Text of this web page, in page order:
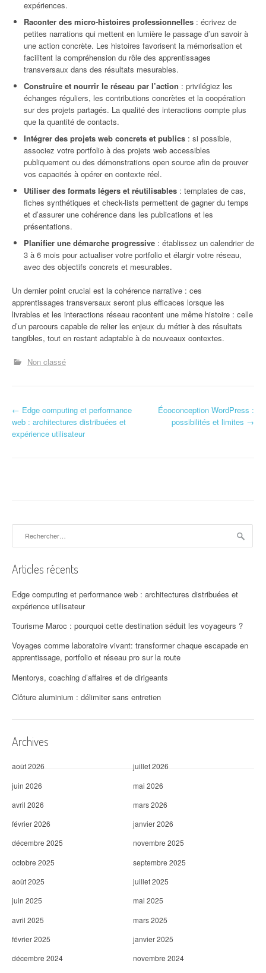
expériences.
Raconter des micro-histoires professionnelles : écrivez de
petites narrations qui mettent en lumière le passage d’un savoir à
une action concrète. Les histoires favorisent la mémorisation et
facilitent la compréhension du rôle des apprentissages
transversaux dans des résultats mesurables.
Construire et nourrir le réseau par l’action : privilégiez les
échanges réguliers, les contributions concrètes et la coopération
sur des projets partagés. La qualité des interactions compte plus
que la quantité de contacts.
Intégrer des projets web concrets et publics : si possible,
associez votre portfolio à des projets web accessibles
publiquement ou des démonstrations open source afin de prouver
vos capacités à opérer en contexte réel.
Utiliser des formats légers et réutilisables : templates de cas,
fiches synthétiques et check-lists permettent de gagner du temps
et d’assurer une cohérence dans les publications et les
présentations.
Planifier une démarche progressive : établissez un calendrier de
3 à 6 mois pour actualiser votre portfolio et élargir votre réseau,
avec des objectifs concrets et mesurables.
Un dernier point crucial est la cohérence narrative : ces
apprentissages transversaux seront plus efficaces lorsque les
livrables et les interactions réseau racontent une même histoire : celle
d’un parcours capable de relier les enjeux du métier à des résultats
tangibles, tout en restant adaptable à de nouveaux contextes.
Non classé
N
a
a
t
i
o
n
d
'
a
r
i
l
e
← Edge computing et performance
web : architectures distribuées et
expérience utilisateur
Écoconception WordPress :
possibilités et limites →
Articles récents
Edge computing et performance web : architectures distribuées et
expérience utilisateur
Tourisme Maroc : pourquoi cette destination séduit les voyageurs ?
Voyages comme laboratoire vivant: transformer chaque escapade en
apprentissage, portfolio et réseau pro sur la route
Mentorys, coaching d’affaires et de dirigeants
Clôture aluminium : délimiter sans entretien
Archives
août 2026
juillet 2026
juin 2026
mai 2026
avril 2026
mars 2026
février 2026
janvier 2026
décembre 2025
novembre 2025
octobre 2025
septembre 2025
août 2025
juillet 2025
juin 2025
mai 2025
avril 2025
mars 2025
février 2025
janvier 2025
décembre 2024
novembre 2024